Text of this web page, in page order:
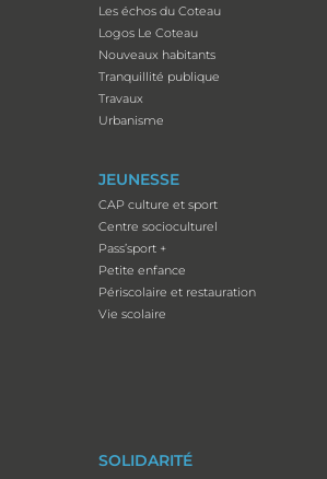
Les échos du Coteau
Logos Le Coteau
Nouveaux habitants
Tranquillité publique
Travaux
Urbanisme
JEUNESSE
CAP culture et sport
Centre socioculturel
Pass’sport +
Petite enfance
Périscolaire et restauration
Vie scolaire
SOLIDARITÉ